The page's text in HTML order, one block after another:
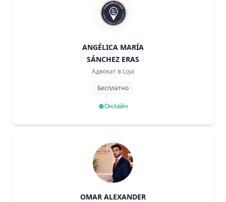
ANGÉLICA MARÍA
SÁNCHEZ ERAS
Адвокат в Loja
Бесплатно
Онлайн
OMAR ALEXANDER